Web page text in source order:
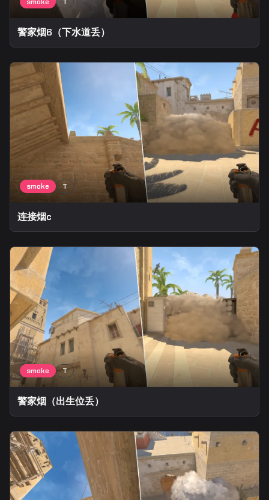
警家烟6（下水道丢）
连接烟c
警家烟（出生位丢）